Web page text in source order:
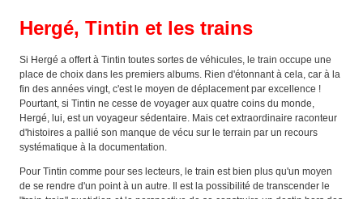
Hergé, Tintin et les trains
Si Hergé a offert à Tintin toutes sortes de véhicules, le train occupe une
place de choix dans les premiers albums. Rien d'étonnant à cela, car à la
fin des années vingt, c'est le moyen de déplacement par excellence !
Pourtant, si Tintin ne cesse de voyager aux quatre coins du monde,
Hergé, lui, est un voyageur sédentaire. Mais cet extraordinaire raconteur
d'histoires a pallié son manque de vécu sur le terrain par un recours
systématique à la documentation.
Pour Tintin comme pour ses lecteurs, le train est bien plus qu'un moyen
de se rendre d'un point à un autre. Il est la possibilité de transcender le